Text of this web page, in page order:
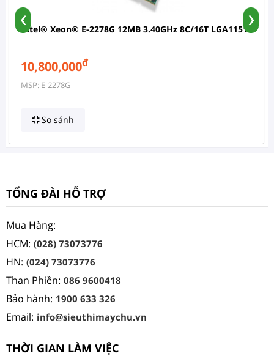
Intel® Xeon® E-2278G 12MB 3.40GHz 8C/16T LGA1151
10,800,000đ
MSP: E-2278G
So sánh
‹ ›
TỔNG ĐÀI HỖ TRỢ
Mua Hàng:
HCM: (028) 73073776
HN: (024) 73073776
Than Phiền: 086 9600418
Bảo hành: 1900 633 326
Email: info@sieuthimaychu.vn
THỜI GIAN LÀM VIỆC